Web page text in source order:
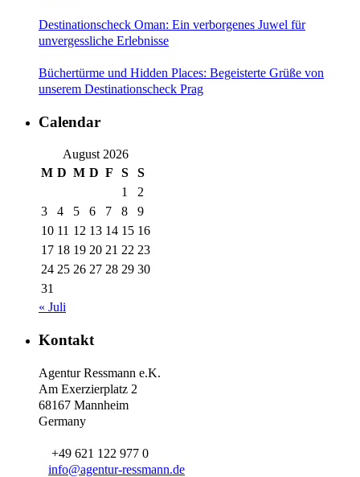
Destinationscheck Oman: Ein verborgenes Juwel für
unvergessliche Erlebnisse
Büchertürme und Hidden Places: Begeisterte Grüße von
unserem Destinationscheck Prag
Calendar
August 2026
M D M D F S
S
1
2
3
4 5 6 7 8
9
10 11 12 13 14 15 16
17 18 19 20 21 22 23
24 25 26 27 28 29 30
31
« Juli
Kontakt
Agentur Ressmann e.K.
Am Exerzierplatz 2
68167 Mannheim
Germany
+49 621 122 977 0
info@agentur-ressmann.de